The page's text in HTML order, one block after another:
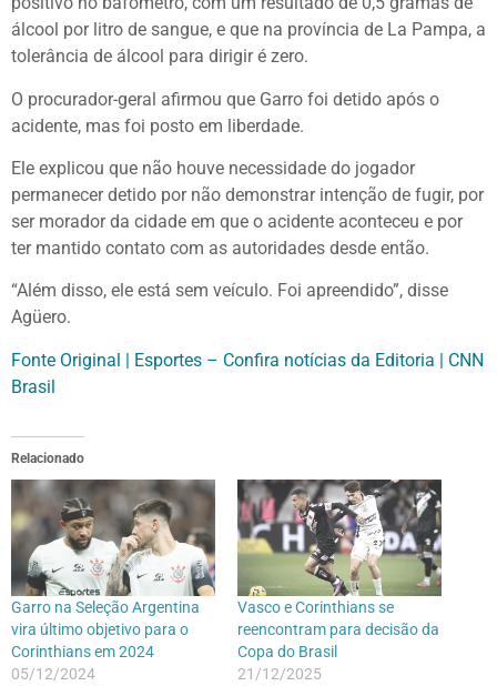
álcool por litro de sangue, e que na província de La Pampa, a
tolerância de álcool para dirigir é zero.
O procurador-geral afirmou que Garro foi detido após o
acidente, mas foi posto em liberdade.
Ele explicou que não houve necessidade do jogador
permanecer detido por não demonstrar intenção de fugir, por
ser morador da cidade em que o acidente aconteceu e por
ter mantido contato com as autoridades desde então.
“Além disso, ele está sem veículo. Foi apreendido”, disse
Agüero.
Fonte Original | Esportes – Confira notícias da Editoria | CNN
Brasil
Relacionado
Garro na Seleção Argentina
vira último objetivo para o
Corinthians em 2024
05/12/2024
Vasco e Corinthians se
reencontram para decisão da
Copa do Brasil
21/12/2025